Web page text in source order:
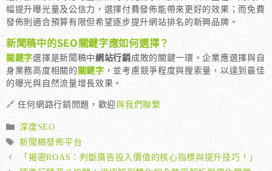
幅提升曝光量及公信力，選擇付費發佈能帶來更好的效果；而免費
發佈則適合預算有限但希望逐步提升網站排名的新興品牌。
新聞稿中的SEO關鍵字應如何選擇？
關鍵字選擇是新聞稿中網站行銷成敗的關鍵一環。企業應選擇與自
身業務高度相關的關鍵字，並考慮競爭程度與搜索量，以達到最佳
的曝光與自然流量增長效果。
🔗 任何網路行銷問題，歡迎與我們聯繫
分
類
深度SEO
標
籤
新聞稿發佈平台
「揭密ROAS：判斷廣告投入價值的核心指標與提升技巧！」